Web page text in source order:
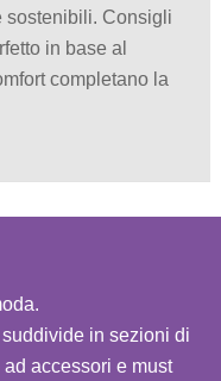
sostenibili. Consigli
in base al
completano la
in sezioni di
accessori e must